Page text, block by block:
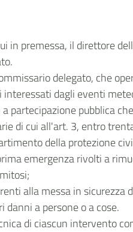
in premessa, il direttore
delegato, che
dagli eventi
pubblica
di cui all'art. 3, entro
della protezione
emergenza rivolti a
alla messa in sicurezza
a persone o a cose.
di ciascun intervento